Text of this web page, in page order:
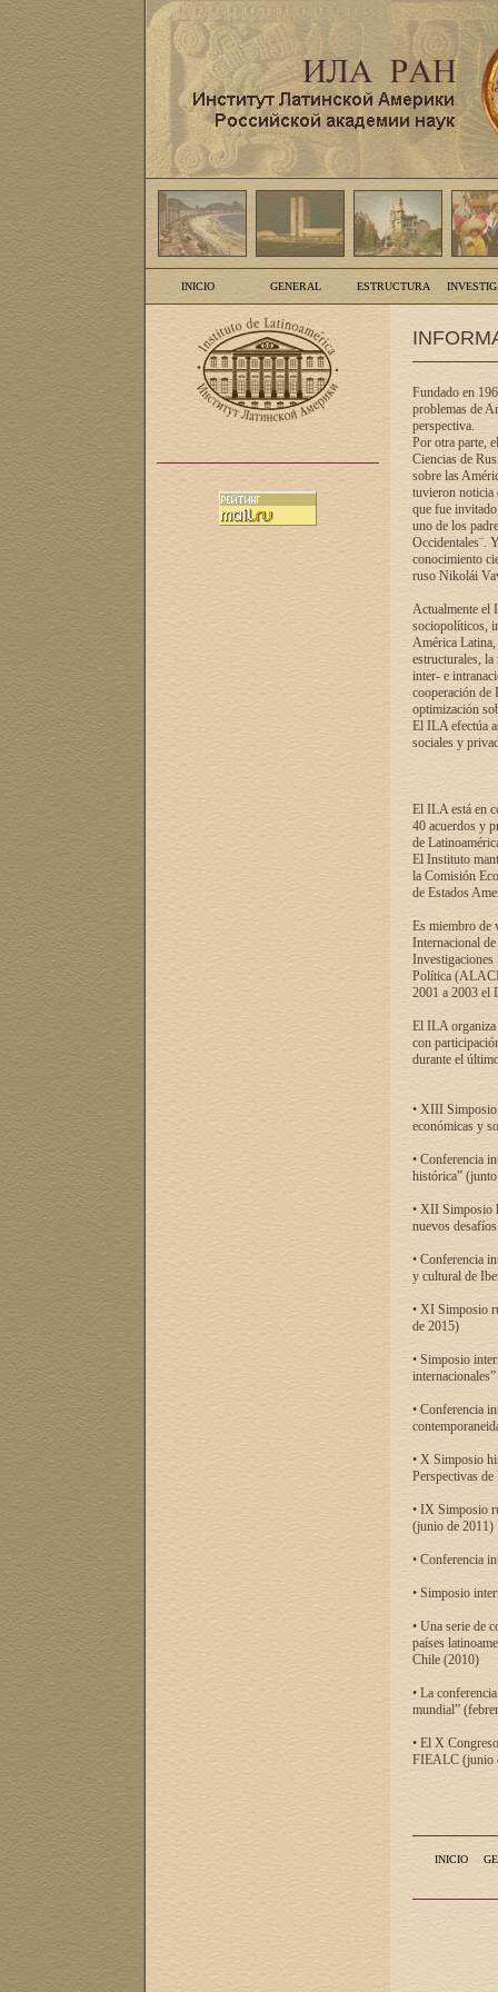
INICIO GENERAL ESTRUCTURA
Fundado en
problemas de
perspectiva.
Por otra parte,
Ciencias de
sobre las
tuvieron noticia
que fue
uno de los
Occidentales¨.
conocimiento
ruso Nikolái
Actualmente el
sociopolíticos,
América Latina,
estructurales,
inter- e
cooperación de
optimización
El ILA efectúa
sociales y
El ILA está en
40 acuerdos y
de
El Instituto
la Comisión
de Estados
Es miembro de
Internacional
Investigaciones
Política
2001 a 2003 el
El ILA organiza
con
durante el
• XIII Simposio
económicas y
• Conferencia
histórica”
• XII Simposio
nuevos
• Conferencia
y cultural de
• XI Simposio
de 2015)
• Simposio
• Conferencia
• X Simposio
Perspectivas
• IX Simposio
(junio de 2011)
• Conferencia
• Simposio
• Una serie de
países
Chile (2010)
• La
mundial”
• El X
FIEALC (junio
INICIO